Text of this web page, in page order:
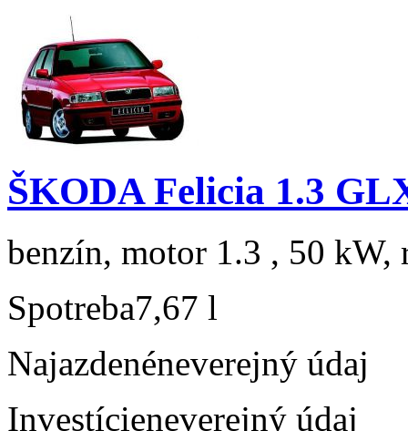
ŠKODA Felicia 1.3
benzín, motor 1.3 , 50 kW,
Spotreba7,67 l
Najazdenéneverejný údaj
Investícieneverejný údaj